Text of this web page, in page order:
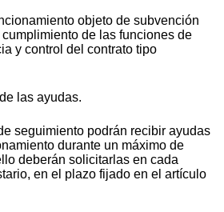
objeto de subvención
de las funciones de
y control del contrato tipo
las ayudas.
seguimiento podrán recibir ayudas
durante un máximo de
deberán solicitarlas en cada
en el plazo fijado en el artículo